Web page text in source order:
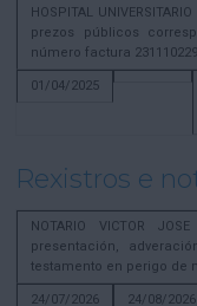
HOSPITAL
prezos públicos
número factura
01/04/2025
Rexistros e
NOTARIO VICTOR
presentación,
testamento en perigo de
24/07/2026
24/08/2026